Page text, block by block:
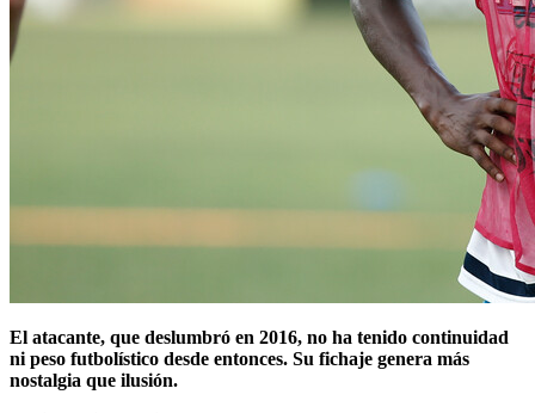
El atacante, que deslumbró en 2016, no ha tenido continuidad
ni peso futbolístico desde entonces. Su fichaje genera más
nostalgia que ilusión.